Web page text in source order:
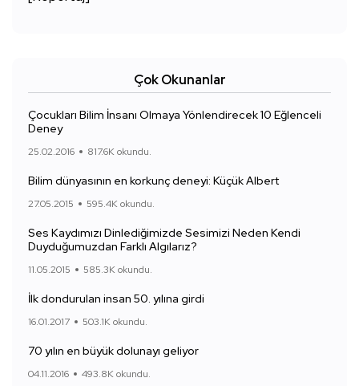
Çok Okunanlar
Çocukları Bilim İnsanı Olmaya Yönlendirecek 10 Eğlenceli
Deney
25.02.2016 817.6K okundu.
Bilim dünyasının en korkunç deneyi: Küçük Albert
27.05.2015 595.4K okundu.
Ses Kaydımızı Dinlediğimizde Sesimizi Neden Kendi
Duyduğumuzdan Farklı Algılarız?
11.05.2015 585.3K okundu.
İlk dondurulan insan 50. yılına girdi
16.01.2017 503.1K okundu.
70 yılın en büyük dolunayı geliyor
04.11.2016 493.8K okundu.